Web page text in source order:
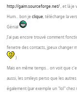
http://gaim.sourceforge.net/, et là je
Hum... bon je clique, télécharge la
Génial
J'ai pas encore trouvé comment
fenetre des contacts, jpeux changer
)
Mais en même temps... on voit que
aussi, les smileys perso que les
également (par exemple un "lol"